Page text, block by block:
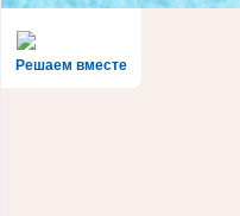
Решаем вместе